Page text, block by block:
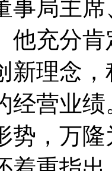
局主席
他充分
新理念
经营业
势，万